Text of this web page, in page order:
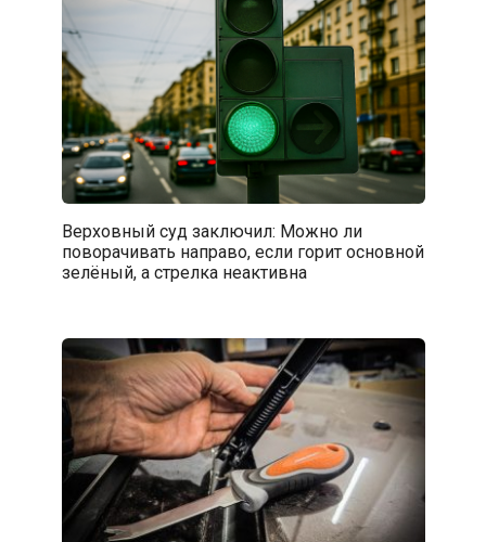
Верховный суд заключил: Можно ли
поворачивать направо, если горит основной
зелёный, а стрелка неактивна